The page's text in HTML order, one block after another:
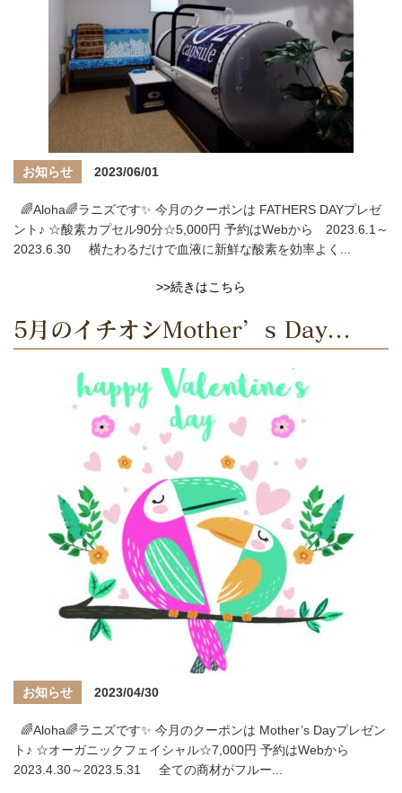
お知らせ 2023/06/01
🌈Aloha🌈ラニズです✨ 今月のクーポンは FATHERS DAYプレゼ
ント♪ ☆酸素カプセル90分☆5,000円 予約はWebから 2023.6.1～
2023.6.30 横たわるだけで血液に新鮮な酸素を効率よく...
>>続きはこちら
5月のイチオシMother’s Day...
お知らせ 2023/04/30
🌈Aloha🌈ラニズです✨ 今月のクーポンは Mother’s Dayプレゼン
ト♪ ☆オーガニックフェイシャル☆7,000円 予約はWebから
2023.4.30～2023.5.31 全ての商材がフルー...